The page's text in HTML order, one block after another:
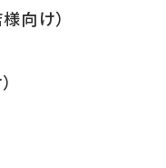
向け）